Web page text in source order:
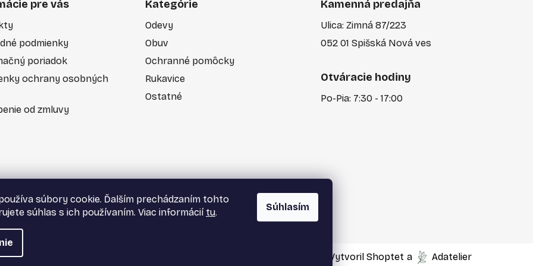
súbory cookie. Ďalším prechádzaním tohto
súhlas s ich používaním. Viac informácií tu. Súhlasím
pre vás
podmienky
poriadok
ochrany osobných
od zmluvy
Kategórie
Odevy
Obuv
Ochranné pomôcky
Rukavice
Ostatné
Kamenná predajňa
Ulica: Zimná 87/223
052 01 Spišská Nová ves
Otváracie hodiny
Po-Pia: 7:30 - 17:00
Vytvoril Shoptet a Adatelier
práva vyhradené.